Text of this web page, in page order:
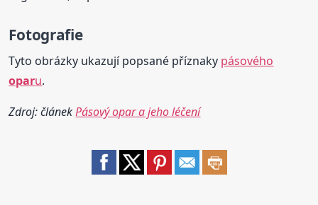
Fotografie
Tyto obrázky ukazují popsané příznaky pásového
oparu.
Zdroj: článekPásový opar a jeho léčení